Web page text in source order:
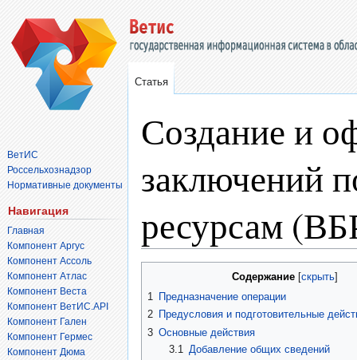
Создание и
заключений
ресурсам
навигации
поиску
Содержание
1 Предназначение операции
2 Предусловия и подготовительные
3 Основные действия
3.1
Добавление общих сведений
Статья
ВетИС
Россельхознадзор
Нормативные документы
Навигация
Главная
Компонент Аргус
Компонент Ассоль
Компонент Атлас
Компонент Веста
Компонент ВетИС.API
Компонент Гален
Компонент Гермес
Компонент Дюма